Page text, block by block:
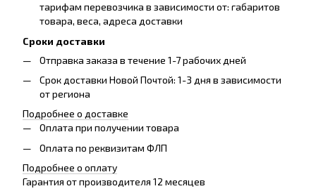
тарифам перевозчика в зависимости от: габаритов
товара, весa, адреса доставки
Сроки доставки
Отправка заказа в течение 1-7 рабочих дней
Срок доставки Новой Почтой: 1-3 дня в зависимости
от региона
Подробнее о доставке
Оплата при получении товара
Оплата по реквизитам ФЛП
Подробнее о оплату
Гарантия от производителя 12 месяцев